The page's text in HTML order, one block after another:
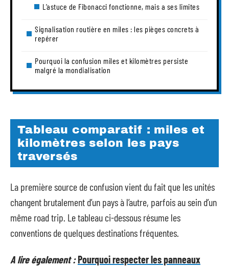
L’astuce de Fibonacci fonctionne, mais a ses limites
Signalisation routière en miles : les pièges concrets à
repérer
Pourquoi la confusion miles et kilomètres persiste
malgré la mondialisation
Tableau comparatif : miles et
kilomètres selon les pays
traversés
La première source de confusion vient du fait que les unités
changent brutalement d’un pays à l’autre, parfois au sein d’un
même road trip. Le tableau ci-dessous résume les
conventions de quelques destinations fréquentes.
A lire également :Pourquoi respecter les panneaux